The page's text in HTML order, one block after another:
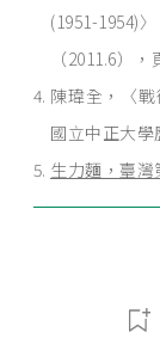
(1951-1954)
（2011.6），
陳瑋全，〈戰
國立中正大學
生力麵，臺灣